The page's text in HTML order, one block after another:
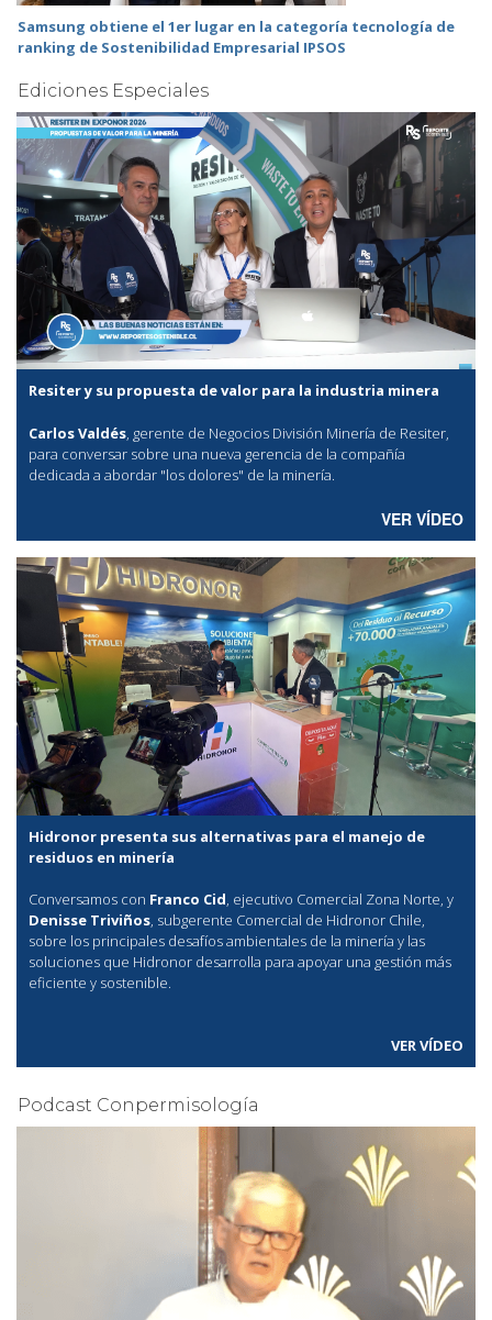
Samsung obtiene el 1er lugar en la categoría tecnología de
ranking de Sostenibilidad Empresarial IPSOS
Ediciones Especiales
Resiter y su propuesta de valor para la industria minera
Carlos Valdés, gerente de Negocios División Minería de Resiter,
para conversar sobre una nueva gerencia de la compañía
dedicada a abordar "los dolores" de la minería.
VER VÍDEO
Hidronor presenta sus alternativas para el manejo de
residuos en minería
Conversamos con Franco Cid, ejecutivo Comercial Zona Norte, y
Denisse Triviños, subgerente Comercial de Hidronor Chile,
sobre los principales desafíos ambientales de la minería y las
soluciones que Hidronor desarrolla para apoyar una gestión más
eficiente y sostenible.
VER VÍDEO
Podcast Conpermisología